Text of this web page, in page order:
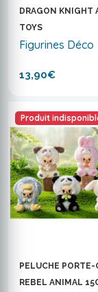
DRAGON KNIGHT
TOYS
Figurines Déco
13,90€
Produit
PELUCHE PORTE-
REBEL ANIMAL